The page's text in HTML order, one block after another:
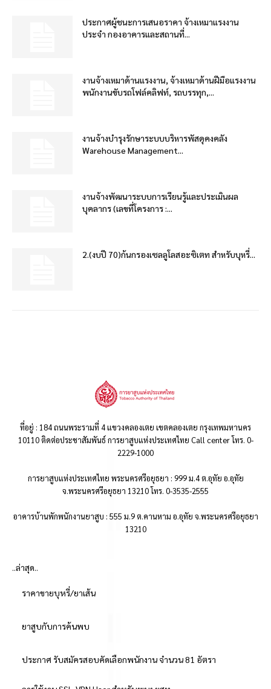
ประกาศผู้ชนะการเสนอราคา จ้างเหมาแรงงาน
ประจำ กองอาคารและสถานที่...
งานจ้างเหมาด้านแรงงาน, จ้างเหมาด้านฝีมือแรงงาน
พนักงานขับรถโฟล์คลิฟท์, รถบรรทุก,...
งานจ้างบำรุงรักษาระบบบริหารพัสดุคงคลัง
Warehouse Management...
งานจ้างพัฒนาระบบการเรียนรู้และประเมินผล
บุคลากร (เลขที่โครงการ :...
2.(งบปี 70)ก้นกรองเซลลูโลสอะซิเตท สำหรับบุหรี่...
ที่อยู่ : 184 ถนนพระรามที่ 4 แขวงคลองเตย เขตคลองเตย กรุงเทพมหานคร
10110 ติดต่อประชาสัมพันธ์ การยาสูบแห่งประเทศไทย Call center โทร. 0-
2229-1000
การยาสูบแห่งประเทศไทย พระนครศรีอยุธยา : 999 ม.4 ต.อุทัย อ.อุทัย
จ.พระนครศรีอยุธยา 13210 โทร. 0-3535-2555
อาคารบ้านพักพนักงานยาสูบ : 555 ม.9 ต.คานหาม อ.อุทัย จ.พระนครศรีอยุธยา
13210
..ล่าสุด..
ราคาขายบุหรี่/ยาเส้น
ยาสูบกับการค้นพบ
ประกาศ รับสมัครสอบคัดเลือกพนักงาน จำนวน 81 อัตรา